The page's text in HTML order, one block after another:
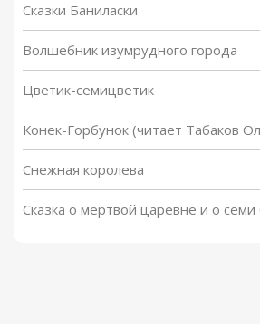
Сказки Баниласки
Волшебник изумрудного города
Цветик-семицветик
Конек-Горбунок (читает Табаков
Снежная королева
Сказка о мёртвой царевне и о семи